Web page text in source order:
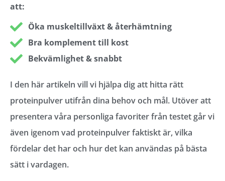
att:
Öka muskeltillväxt & återhämtning
Bra komplement till kost
Bekvämlighet & snabbt
I den här artikeln vill vi hjälpa dig att hitta rätt
proteinpulver utifrån dina behov och mål. Utöver att
presentera våra personliga favoriter från testet går vi
även igenom vad proteinpulver faktiskt är, vilka
fördelar det har och hur det kan användas på bästa
sätt i vardagen.